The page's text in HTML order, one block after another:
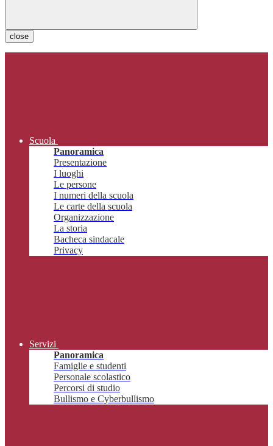
close
Scuola
Panoramica
Presentazione
I luoghi
Le persone
I numeri della scuola
Le carte della scuola
Organizzazione
La storia
Bacheca sindacale
Privacy
Servizi
Panoramica
Famiglie e studenti
Personale scolastico
Percorsi di studio
Bullismo e Cyberbullismo